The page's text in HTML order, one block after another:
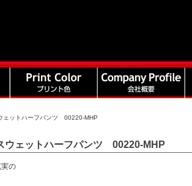
ットハーフパンツ 00220-MHP
ェットハーフパンツ 00220-MHP
の